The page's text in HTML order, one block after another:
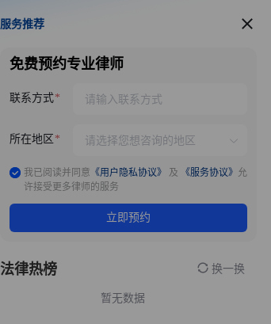
服务推荐
服务推荐
免费预约专业律师
联系方式
所在地区
我已阅读并同意 《用户隐私协议》 及 《服务协议》 允
许接受更多律师的服务
立即预约
法律热榜 换一换
暂无数据